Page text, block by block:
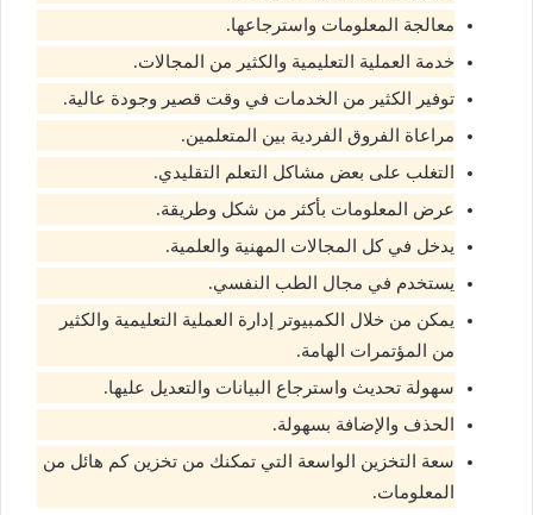
معالجة المعلومات واسترجاعها.
خدمة العملية التعليمية والكثير من المجالات.
توفير الكثير من الخدمات في وقت قصير وجودة عالية.
مراعاة الفروق الفردية بين المتعلمين.
التغلب على بعض مشاكل التعلم التقليدي.
عرض المعلومات بأكثر من شكل وطريقة.
يدخل في كل المجالات المهنية والعلمية.
يستخدم في مجال الطب النفسي.
يمكن من خلال الكمبيوتر إدارة العملية التعليمية والكثير
من المؤتمرات الهامة.
سهولة تحديث واسترجاع البيانات والتعديل عليها.
الحذف والإضافة بسهولة.
سعة التخزين الواسعة التي تمكنك من تخزين كم هائل من
المعلومات.